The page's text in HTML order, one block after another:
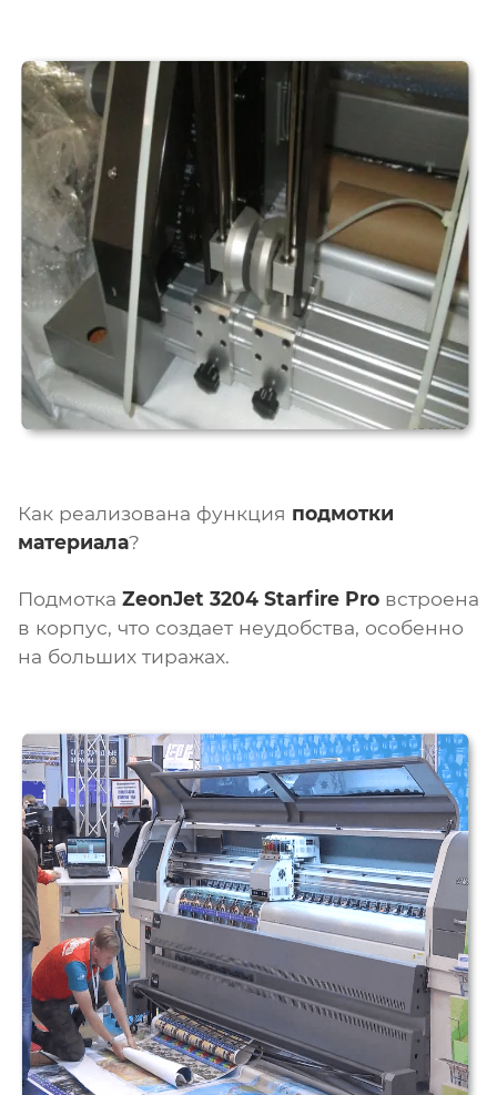
Как реализована функция подмотки
материала?
Подмотка ZeonJet 3204 Starfire Pro встроена
в корпус, что создает неудобства, особенно
на больших тиражах.